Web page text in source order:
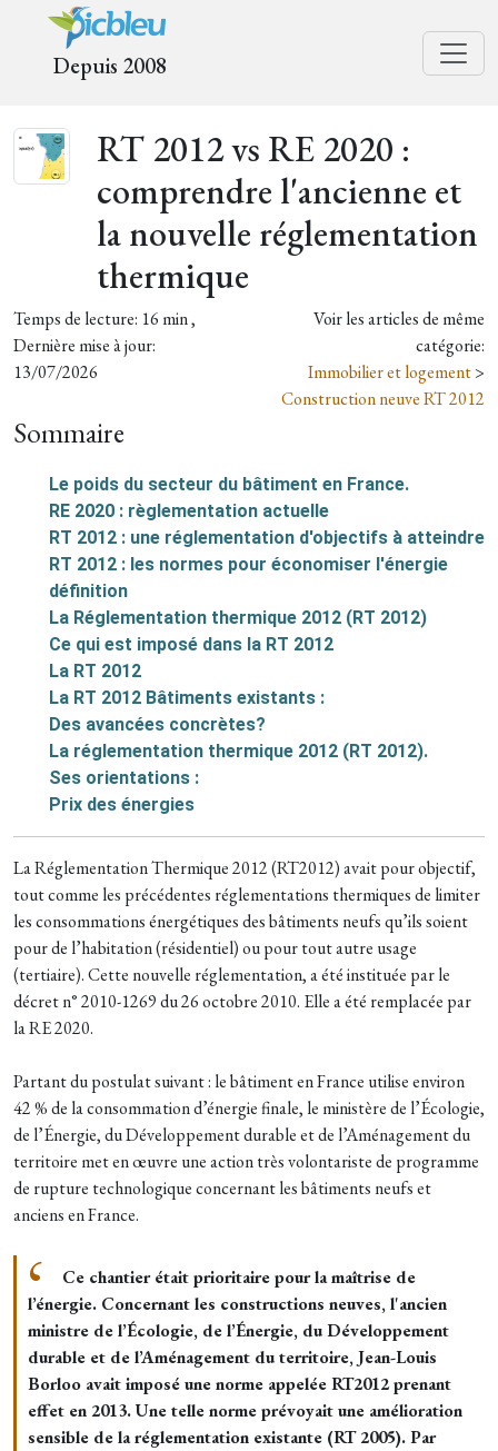
Depuis 2008
RT 2012 vs RE 2020 :
comprendre l'ancienne et
la nouvelle réglementation
thermique
Temps de lecture: 16 min ,
Dernière mise à jour:
13/07/2026
Voir les articles de même
catégorie:
Immobilier et logement>
Construction neuve RT 2012
Sommaire
Le poids du secteur du bâtiment en France.
RE 2020 : règlementation actuelle
RT 2012 : une réglementation d'objectifs à atteindre
RT 2012 : les normes pour économiser l'énergie
définition
La Réglementation thermique 2012 (RT 2012)
Ce qui est imposé dans la RT 2012
La RT 2012
La RT 2012 Bâtiments existants :
Des avancées concrètes?
La réglementation thermique 2012 (RT 2012).
Ses orientations :
Prix des énergies
La Réglementation Thermique 2012 (RT2012) avait pour objectif,
tout comme les précédentes réglementations thermiques de limiter
les consommations énergétiques des bâtiments neufs qu’ils soient
pour de l’habitation (résidentiel) ou pour tout autre usage
(tertiaire). Cette nouvelle réglementation, a été instituée par le
décret n° 2010-1269 du 26 octobre 2010. Elle a été remplacée par
la RE 2020.
Partant du postulat suivant : le bâtiment en France utilise environ
42 % de la consommation d’énergie finale, le ministère de l’Écologie,
de l’Énergie, du Développement durable et de l’Aménagement du
territoire met en œuvre une action très volontariste de programme
de rupture technologique concernant les bâtiments neufs et
anciens en France.
Ce chantier était prioritaire pour la maîtrise de
l’énergie. Concernant les constructions neuves, l'ancien
ministre de l’Écologie, de l’Énergie, du Développement
durable et de l’Aménagement du territoire, Jean-Louis
Borloo avait imposé une norme appelée RT2012 prenant
effet en 2013. Une telle norme prévoyait une amélioration
sensible de la réglementation existante (RT 2005). Par